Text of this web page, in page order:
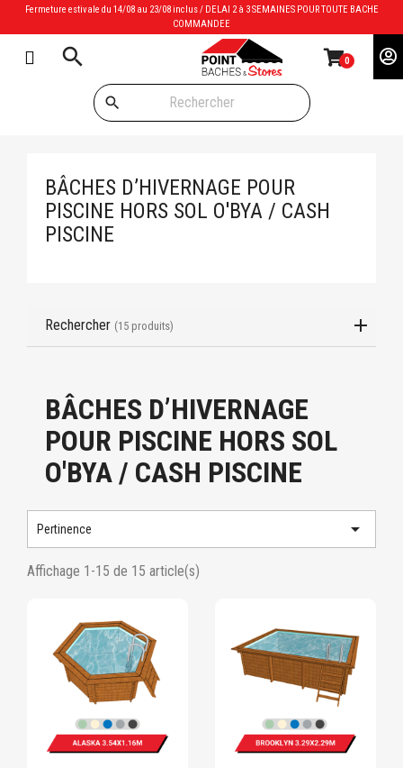
Fermeture estivale du 14/08 au 23/08 inclus / DELAI 2 à 3 SEMAINES POUR TOUTE BACHE
COMMANDEE
search 0
search
BÂCHES D’HIVERNAGE POUR
PISCINE HORS SOL O'BYA / CASH
PISCINE
Rechercher (15 produits)
BÂCHES D’HIVERNAGE
POUR PISCINE HORS SOL
O'BYA / CASH PISCINE
Pertinence 
Affichage 1-15 de 15 article(s)